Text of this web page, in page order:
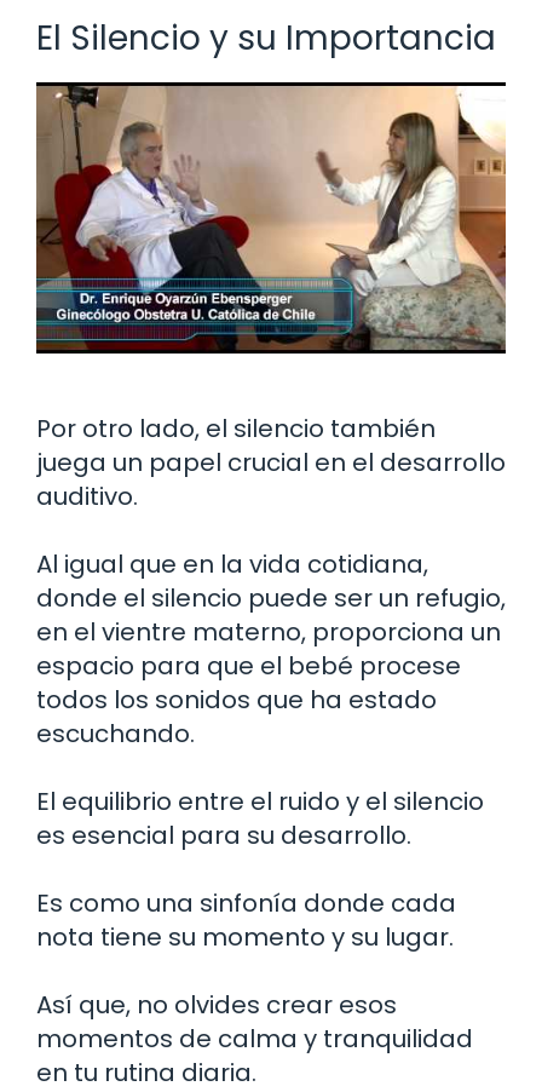
El Silencio y su Importancia
Por otro lado, el silencio también
juega un papel crucial en el desarrollo
auditivo.
Al igual que en la vida cotidiana,
donde el silencio puede ser un refugio,
en el vientre materno, proporciona un
espacio para que el bebé procese
todos los sonidos que ha estado
escuchando.
El equilibrio entre el ruido y el silencio
es esencial para su desarrollo.
Es como una sinfonía donde cada
nota tiene su momento y su lugar.
Así que, no olvides crear esos
momentos de calma y tranquilidad
en tu rutina diaria.